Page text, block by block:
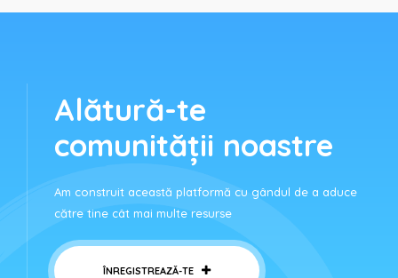
Alătură-te
comunității noastre
Am construit această platformă cu gândul de a aduce
către tine cât mai multe resurse
ÎNREGISTREAZĂ-TE